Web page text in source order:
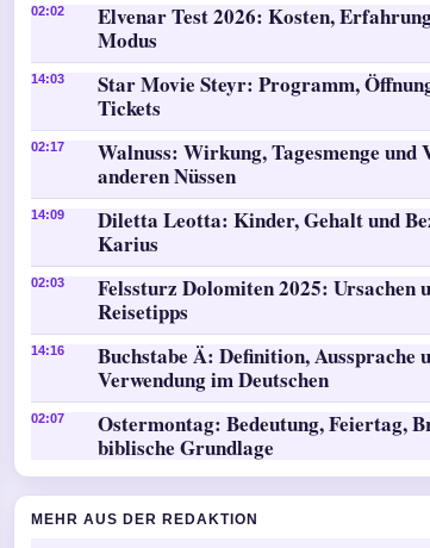
02:02
Elvenar Test 2026: Kosten,
Modus
14:03
Star Movie Steyr: Programm,
Tickets
02:17
Walnuss: Wirkung, Tagesmenge und
anderen Nüssen
14:09
Diletta Leotta: Kinder, Gehalt und
Karius
02:03
Felssturz Dolomiten 2025: Ursachen
Reisetipps
14:16
Buchstabe Ä: Definition, Aussprache
Verwendung im Deutschen
02:07
Ostermontag: Bedeutung, Feiertag,
biblische Grundlage
MEHR AUS DER REDAKTION